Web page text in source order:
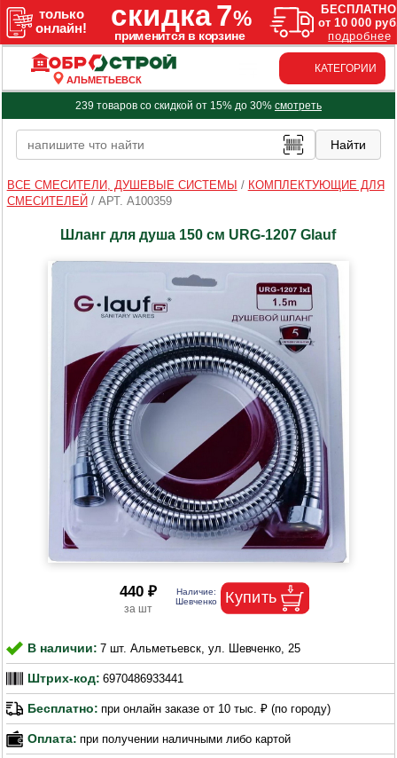
АЛЬМЕТЬЕВСК
КАТЕГОРИИ
239 товаров со скидкой от 15% до 30% смотреть
ВСЕ СМЕСИТЕЛИ, ДУШЕВЫЕ СИСТЕМЫ / КОМПЛЕКТУЮЩИЕ ДЛЯ
СМЕСИТЕЛЕЙ / АРТ. A100359
Шланг для душа 150 см URG-1207 Glauf
440 ₽
В наличии: 7 шт. Альметьевск, ул. Шевченко, 25
Штрих-код: 6970486933441
Бесплатно: при онлайн заказе от 10 тыс. ₽ (по городу)
Оплата: при получении наличными либо картой